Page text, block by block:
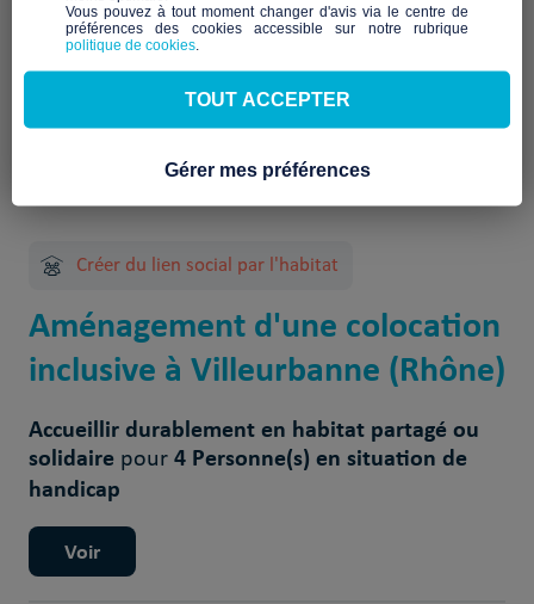
4 Projet(s) réalisé(s)
Créer du lien social par l'habitat
Aménagement d'une colocation
inclusive à Villeurbanne (Rhône)
Accueillir durablement en habitat partagé ou
solidaire pour4 Personne(s) en situation de
handicap
Voir
Vous pouvez à tout moment changer d'avis via le centre de
préférences des cookies accessible sur notre rubrique
politique de cookies
TOUT ACCEPTER
Gérer mes préférences